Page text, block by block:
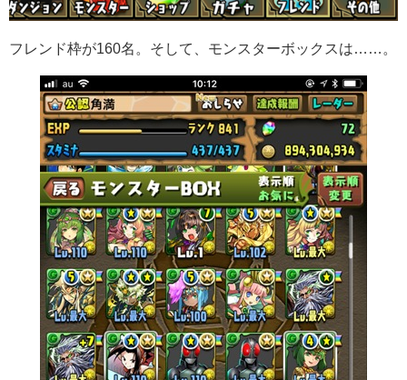
フレンド枠が160名。そして、モンスターボックスは……。